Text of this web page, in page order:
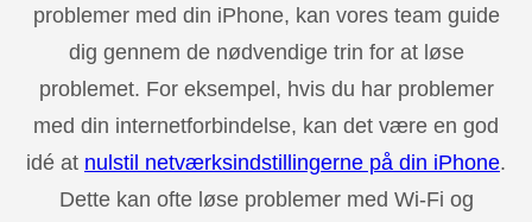
problemer med din iPhone, kan vores team guide
dig gennem de nødvendige trin for at løse
problemet. For eksempel, hvis du har problemer
med din internetforbindelse, kan det være en god
idé at nulstil netværksindstillingerne på din iPhone.
Dette kan ofte løse problemer med Wi-Fi og